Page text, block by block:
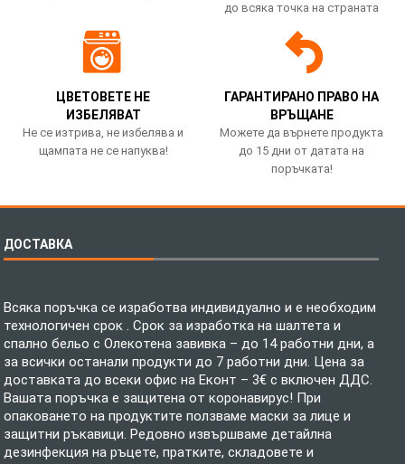
до всяка точка на страната
ЦВЕТОВЕТЕ НЕ
ИЗБЕЛЯВАТ
Не се изтрива, не избелява и
щампата не се напуква!
ГАРАНТИРАНО ПРАВО НА
ВРЪЩАНЕ
Можете да върнете продукта
до 15 дни от датата на
поръчката!
ДОСТАВКА
Всяка поръчка се изработва индивидуално и е необходим
технологичен срок . Срок за изработка на шалтета и
спално бельо с Олекотена завивка – до 14 работни дни, а
за всички останали продукти до 7 работни дни. Цена за
доставката до всеки офис на Еконт – 3€ с включен ДДС.
Вашата поръчка е защитена от коронавирус! При
опаковането на продуктите ползваме маски за лице и
защитни ръкавици. Редовно извършваме детайлна
дезинфекция на ръцете, пратките, складовете и